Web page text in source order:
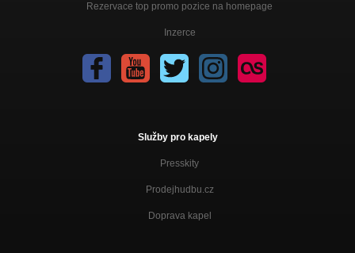
Rezervace top promo pozice na homepage
Inzerce
Služby pro kapely
Presskity
Prodejhudbu.cz
Doprava kapel